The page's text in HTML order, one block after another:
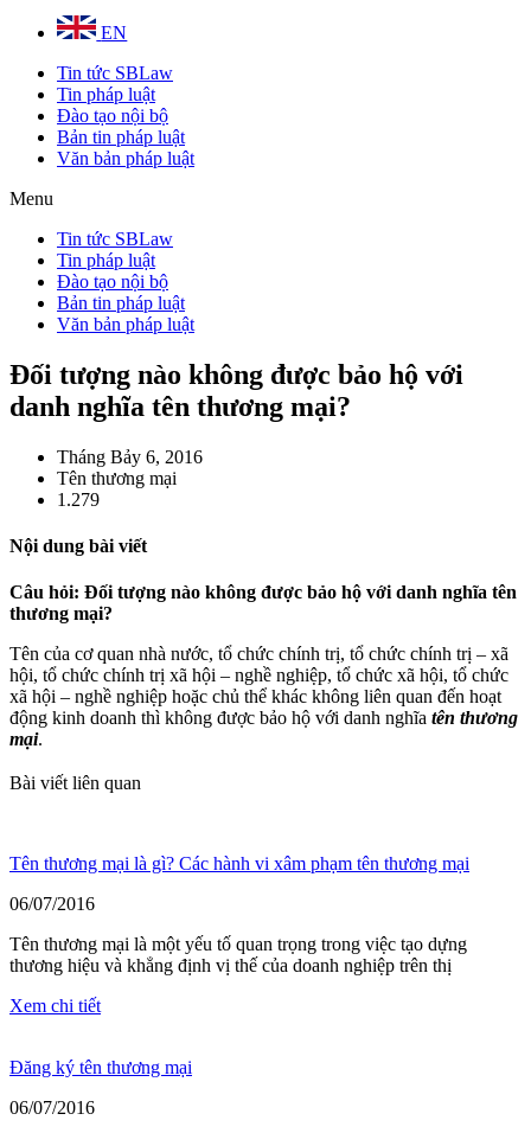
EN
Tin tức SBLaw
Tin pháp luật
Đào tạo nội bộ
Bản tin pháp luật
Văn bản pháp luật
Menu
Tin tức SBLaw
Tin pháp luật
Đào tạo nội bộ
Bản tin pháp luật
Văn bản pháp luật
Đối tượng nào không được bảo hộ với
danh nghĩa tên thương mại?
Tháng Bảy 6, 2016
Tên thương mại
1.279
Nội dung bài viết
Câu hỏi: Đối tượng nào không được bảo hộ với danh nghĩa tên
thương mại?
Tên của cơ quan nhà nước, tổ chức chính trị, tổ chức chính trị – xã
hội, tổ chức chính trị xã hội – nghề nghiệp, tổ chức xã hội, tổ chức
xã hội – nghề nghiệp hoặc chủ thể khác không liên quan đến hoạt
động kinh doanh thì không được bảo hộ với danh nghĩa tên thương
mại.
Bài viết liên quan
Tên thương mại là gì? Các hành vi xâm phạm tên thương mại
06/07/2016
Tên thương mại là một yếu tố quan trọng trong việc tạo dựng
thương hiệu và khẳng định vị thế của doanh nghiệp trên thị
Xem chi tiết
Đăng ký tên thương mại
06/07/2016